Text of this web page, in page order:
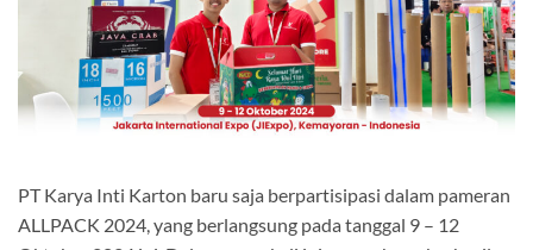
PT Karya Inti Karton baru saja berpartisipasi dalam pameran
ALLPACK 2024, yang berlangsung pada tanggal 9 – 12